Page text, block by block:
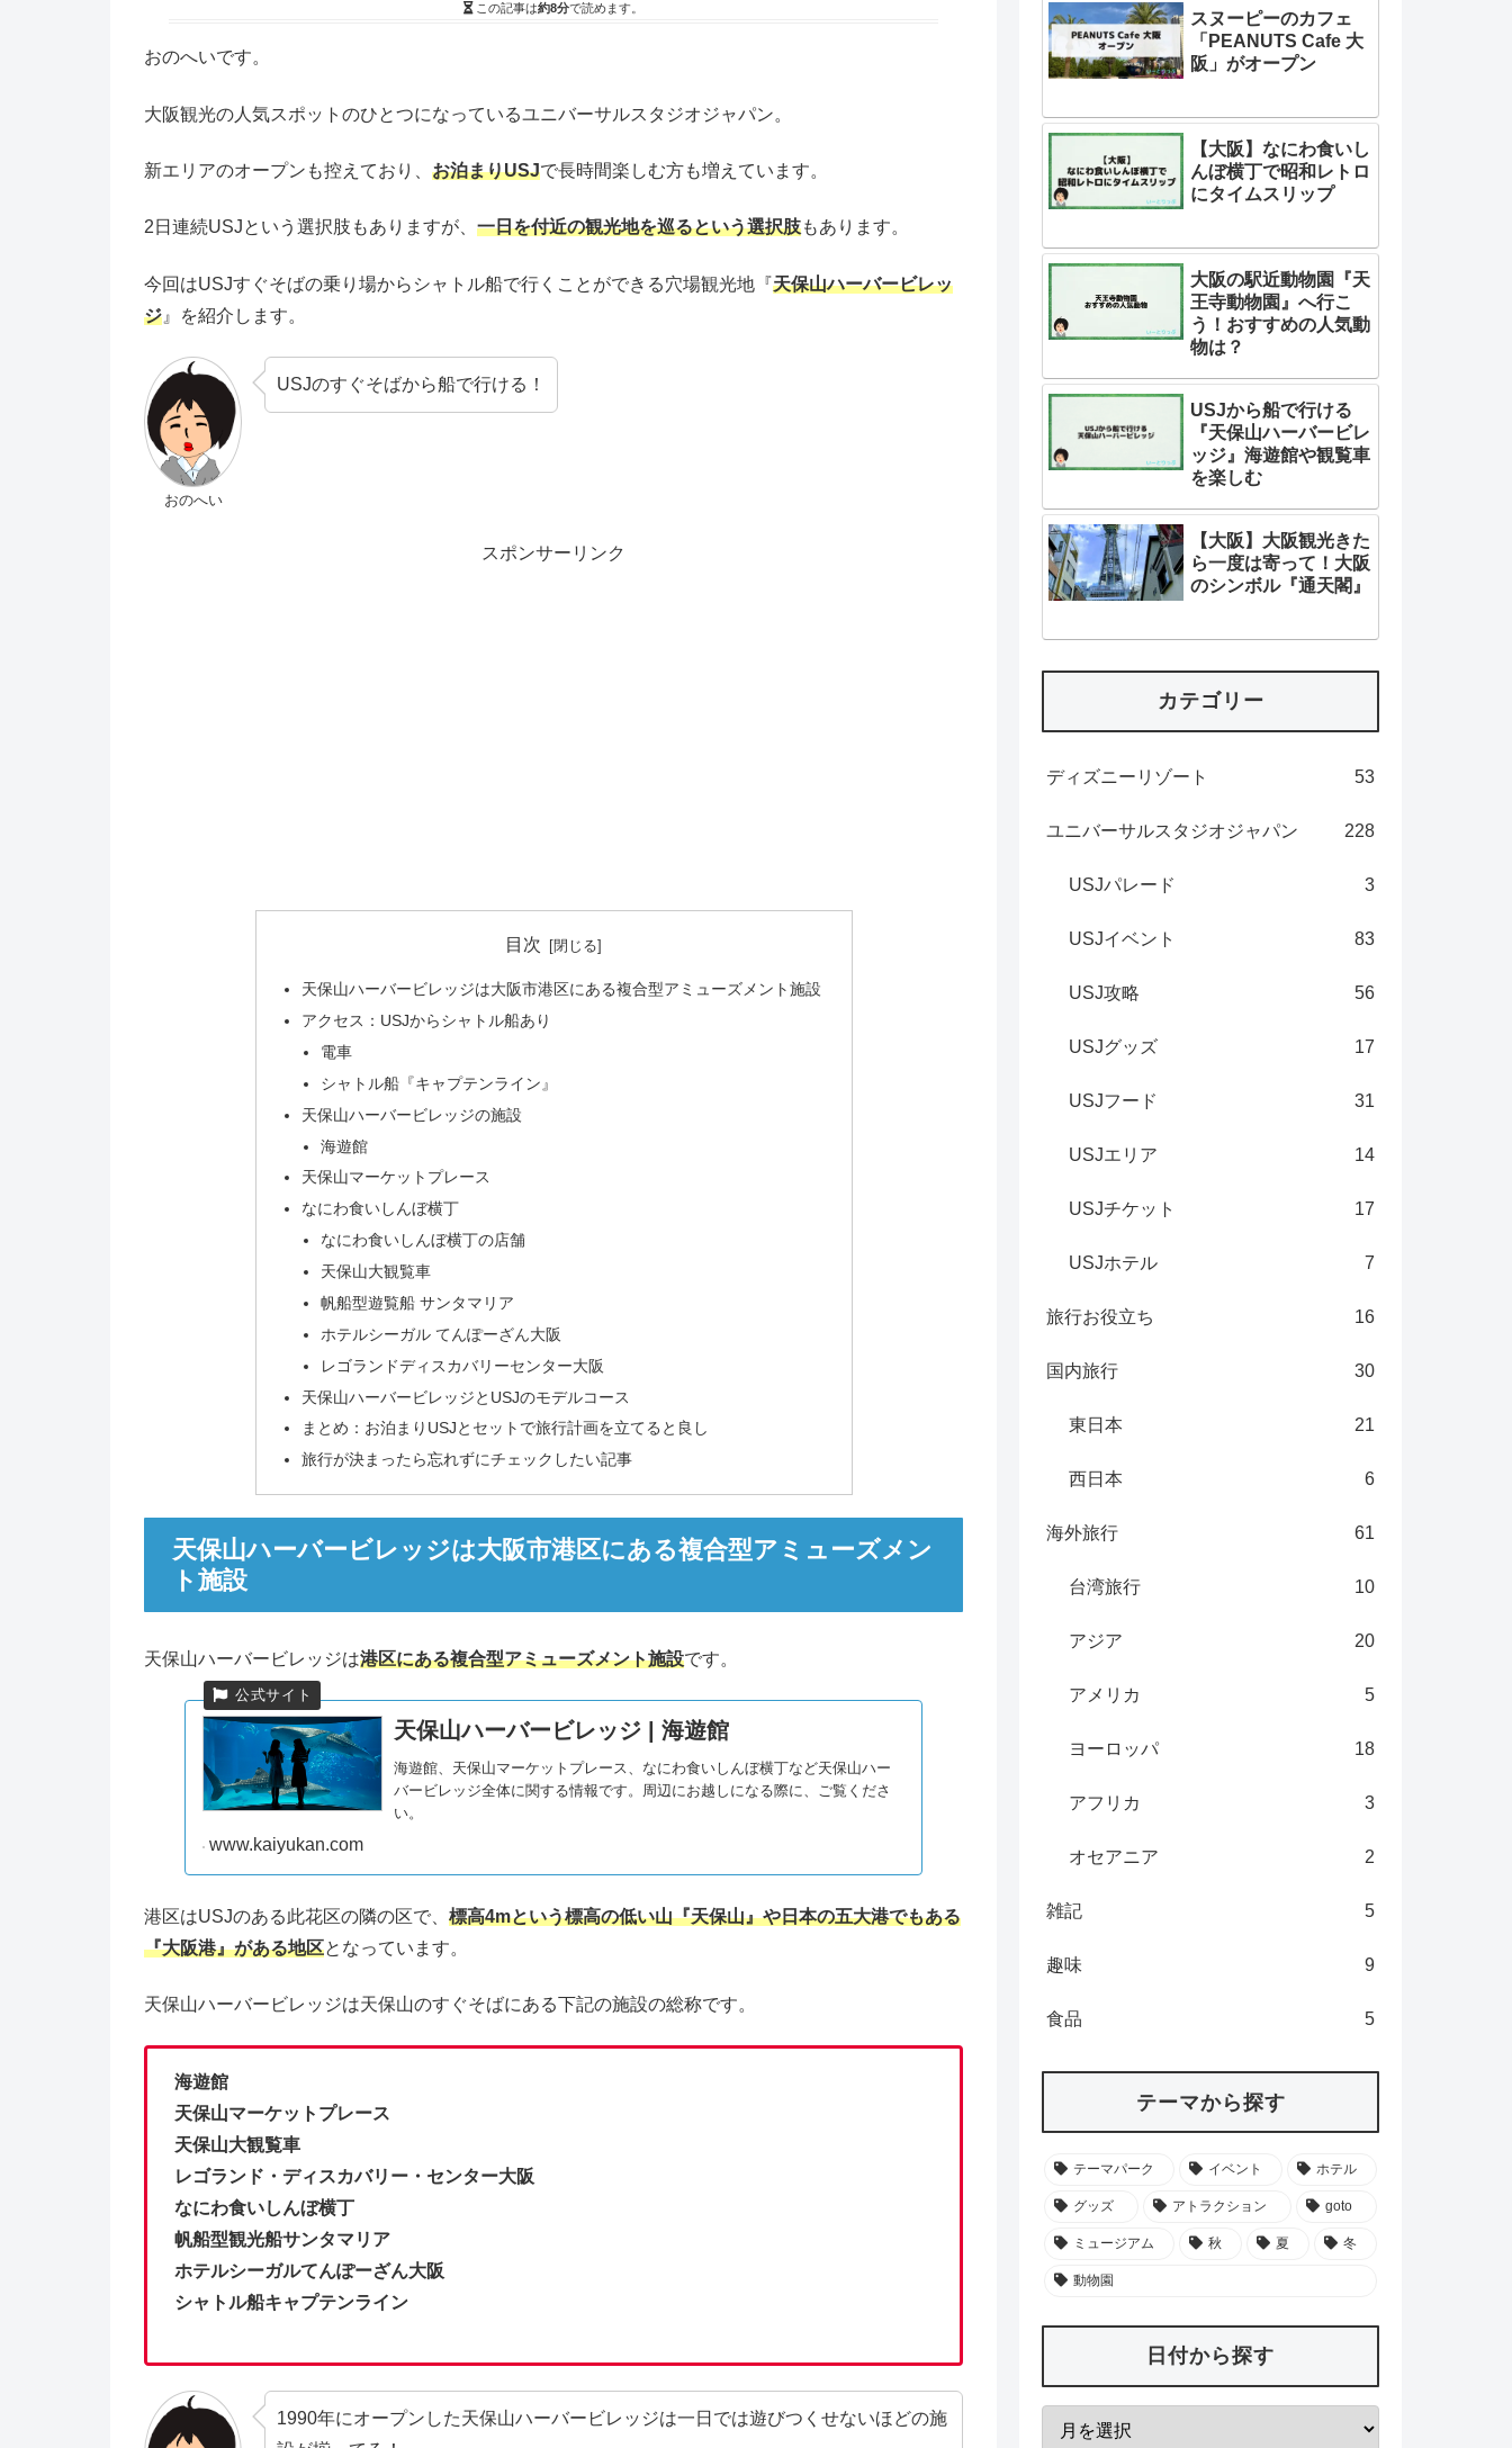
この記事は約8分で読めます。
おのへいです。
大阪観光の人気スポットのひとつになっているユニバーサルスタジオジャパン。
新エリアのオープンも控えており、 お泊まりUSJで長時間楽しむ方も増えています。
2日連続USJという選択肢もありますが、 一日を付近の観光地を巡るという選択肢もあります。
今回はUSJすぐそばの乗り場からシャトル船で行くことができる穴場観光地『天保山ハーバービレッ
ジ 』を紹介します。
おのへい
USJのすぐそばから船で行ける！
スポンサーリンク
目次
天保山ハーバービレッジは大阪市港区にある複合型アミューズメント施設
アクセス：USJからシャトル船あり
電車
シャトル船『キャプテンライン』
天保山ハーバービレッジの施設
海遊館
天保山マーケットプレース
なにわ食いしんぼ横丁
なにわ食いしんぼ横丁の店舗
天保山大観覧車
帆船型遊覧船 サンタマリア
ホテルシーガル てんぽーざん大阪
レゴランドディスカバリーセンター大阪
天保山ハーバービレッジとUSJのモデルコース
まとめ：お泊まりUSJとセットで旅行計画を立てると良し
旅行が決まったら忘れずにチェックしたい記事
天保山ハーバービレッジは大阪市港区にある複合型アミューズメン
ト施設
天保山ハーバービレッジは港区にある複合型アミューズメント施設です。
天保山ハーバービレッジ | 海遊館
海遊館、天保山マーケットプレース、なにわ食いしんぼ横丁など天保山ハー
バービレッジ全体に関する情報です。周辺にお越しになる際に、ご覧くださ
い。
www.kaiyukan.com
港区はUSJのある此花区の隣の区で、 標高4mという標高の低い山『天保山』や日本の五大港でもある
『大阪港』がある地区となっています。
天保山ハーバービレッジは天保山のすぐそばにある下記の施設の総称です。
海遊館
天保山マーケットプレース
天保山大観覧車
レゴランド・ディスカバリー・センター大阪
なにわ食いしんぼ横丁
帆船型観光船サンタマリア
ホテルシーガルてんぽーざん大阪
シャトル船キャプテンライン
1990年にオープンした天保山ハーバービレッジは一日では遊びつくせないほどの施
スヌーピーのカフェ
「PEANUTS Cafe 大
阪」がオープン
【大阪】なにわ食いし
んぼ横丁で昭和レトロ
にタイムスリップ
大阪の駅近動物園『天
王寺動物園』へ行こ
う！おすすめの人気動
物は？
USJから船で行ける
『天保山ハーバービレ
ッジ』海遊館や観覧車
を楽しむ
【大阪】大阪観光きた
ら一度は寄って！大阪
のシンボル『通天閣』
カテゴリー
ディズニーリゾート 53
ユニバーサルスタジオジャパン 228
USJパレード 3
USJイベント 83
USJ攻略 56
USJグッズ 17
USJフード 31
USJエリア 14
USJチケット 17
USJホテル 7
旅行お役立ち 16
国内旅行 30
東日本 21
西日本 6
海外旅行 61
台湾旅行 10
アジア 20
アメリカ 5
ヨーロッパ 18
アフリカ 3
オセアニア 2
雑記 5
趣味 9
食品 5
テーマから探す
テーマパーク イベント ホテル
グッズ アトラクション goto
ミュージアム 秋 夏 冬
動物園
日付から探す